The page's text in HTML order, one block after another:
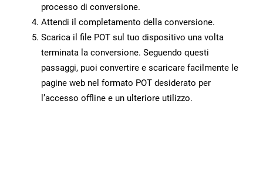
processo di conversione.
Attendi il completamento della conversione.
Scarica il file POT sul tuo dispositivo una volta
terminata la conversione. Seguendo questi
passaggi, puoi convertire e scaricare facilmente le
pagine web nel formato POT desiderato per
l’accesso offline e un ulteriore utilizzo.